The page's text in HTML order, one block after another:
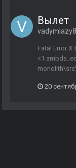
Вылет
vadymlazy8
Fatal Error
<1
20